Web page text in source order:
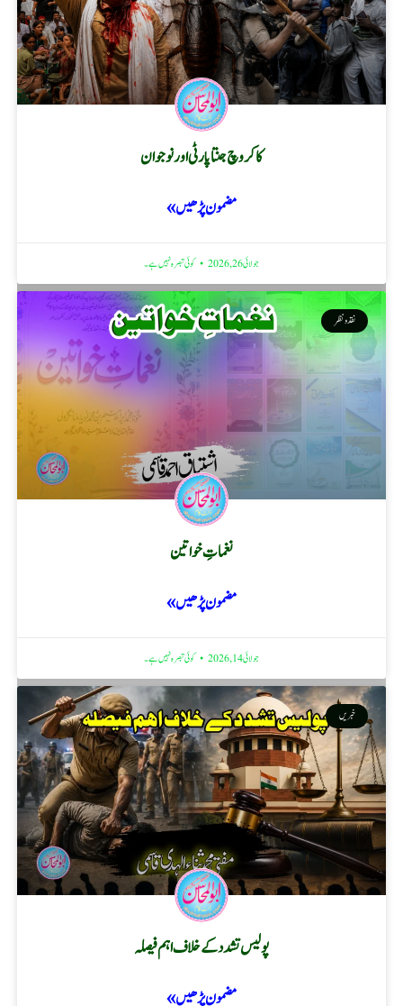
کاکروچ جنتا پارٹی اور نوجوان
مضمون پڑھیں »
جولائی 26, 2026 کوئی تبصرہ نہیں ہے۔
نقد ونظر
نغماتِ خواتین
مضمون پڑھیں »
جولائی 14, 2026 کوئی تبصرہ نہیں ہے۔
خبریں
پولیس تشدد کے خلاف اہم فیصلہ
مضمون پڑھیں »